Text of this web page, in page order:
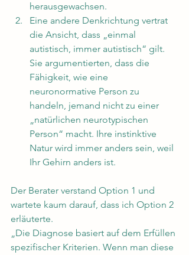
herausgewachsen.
Eine andere Denkrichtung vertrat
die Ansicht, dass „einmal
autistisch, immer autistisch“ gilt.
Sie argumentierten, dass die
Fähigkeit, wie eine
neuronormative Person zu
handeln, jemand nicht zu einer
„natürlichen neurotypischen
Person“ macht. Ihre instinktive
Natur wird immer anders sein, weil
Ihr Gehirn anders ist.
Der Berater verstand Option 1 und
wartete kaum darauf, dass ich Option 2
erläuterte.
„Die Diagnose basiert auf dem Erfüllen
spezifischer Kriterien. Wenn man diese